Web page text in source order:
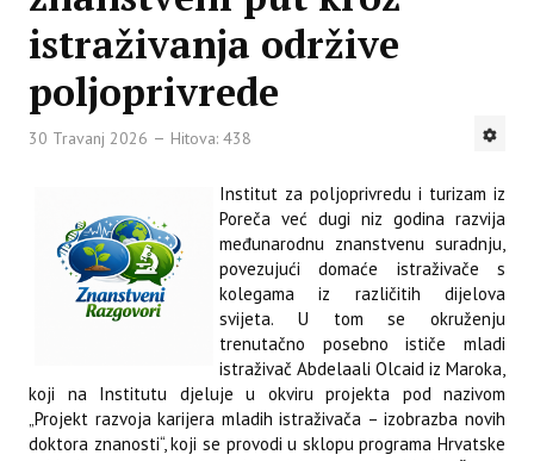
istraživanja održive
poljoprivrede
30 Travanj 2026 Hitova: 438
Institut za poljoprivredu i turizam iz
Poreča već dugi niz godina razvija
međunarodnu znanstvenu suradnju,
povezujući domaće istraživače s
kolegama iz različitih dijelova
svijeta. U tom se okruženju
trenutačno posebno ističe mladi
istraživač Abdelaali Olcaid iz Maroka,
koji na Institutu djeluje u okviru projekta pod nazivom
„Projekt razvoja karijera mladih istraživača – izobrazba novih
doktora znanosti“, koji se provodi u sklopu programa Hrvatske